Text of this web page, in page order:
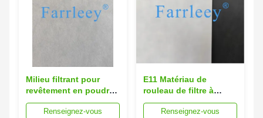
Milieu filtrant pour
revêtement en poudre
avec membrane PTFE,
protection statique et
Renseignez-vous
E11 Matériau de
rouleau de filtre à
membrane PTFE
résistant à la chaleur à
Renseignez-vous